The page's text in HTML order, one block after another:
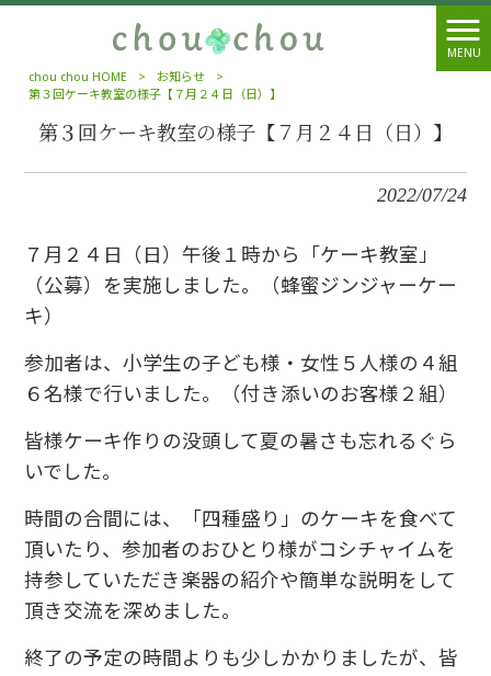
MENU
chou chou HOME
> お知らせ
>
第３回ケーキ教室の様子【７月２４日（日）】
第３回ケーキ教室の様子【７月２４日（日）】
2022/07/24
７月２４日（日）午後１時から「ケーキ教室」
（公募）を実施しました。（蜂蜜ジンジャーケー
キ）
参加者は、小学生の子ども様・女性５人様の４組
６名様で行いました。（付き添いのお客様２組）
皆様ケーキ作りの没頭して夏の暑さも忘れるぐら
いでした。
時間の合間には、「四種盛り」のケーキを食べて
頂いたり、参加者のおひとり様がコシチャイムを
持参していただき楽器の紹介や簡単な説明をして
頂き交流を深めました。
終了の予定の時間よりも少しかかりましたが、皆